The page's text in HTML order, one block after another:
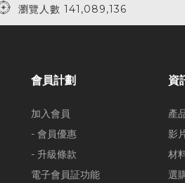
瀏覽人數 141,089,136
會員計劃
加入會員
- 會員優惠
- 升級條款
電子會員証功能
資
產
影
材
選